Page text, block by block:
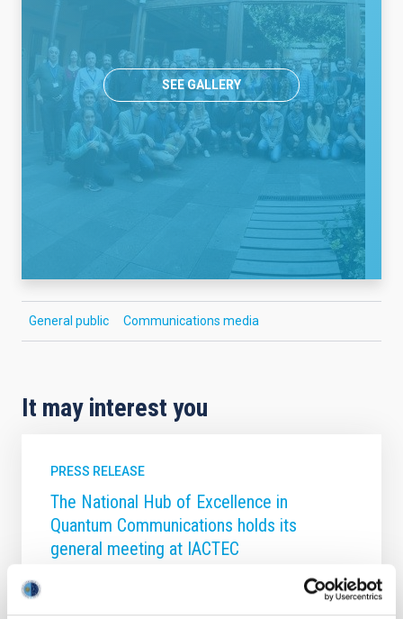
SEE GALLERY
General public Communications media
It may interest you
PRESS RELEASE
The National Hub of Excellence in
Quantum Communications holds its
general meeting at IACTEC
Communications held its general meeting on 10 and